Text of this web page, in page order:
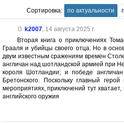
Сортировка: по актуальности
k2007, 14 августа 2025 г.
Вторая книга о приключениях
Грааля и убийцы своего отца. Но в
двум известным сражениям времен
англичан над шотландской армией при
короля Шотландии; и победе
Бретонского. Поскольку главный
мероприятиях, приключений тут
английского оружия